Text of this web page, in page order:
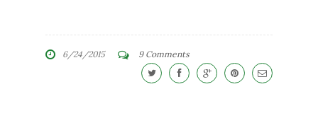
6/24/2015 9 Comments